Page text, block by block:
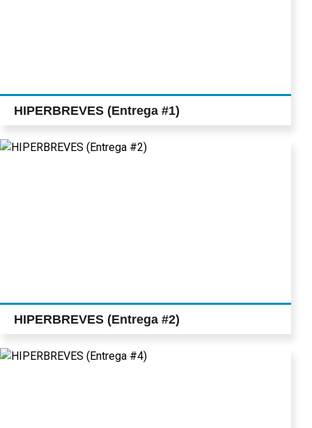
HIPERBREVES (Entrega #1)
HIPERBREVES (Entrega #2)